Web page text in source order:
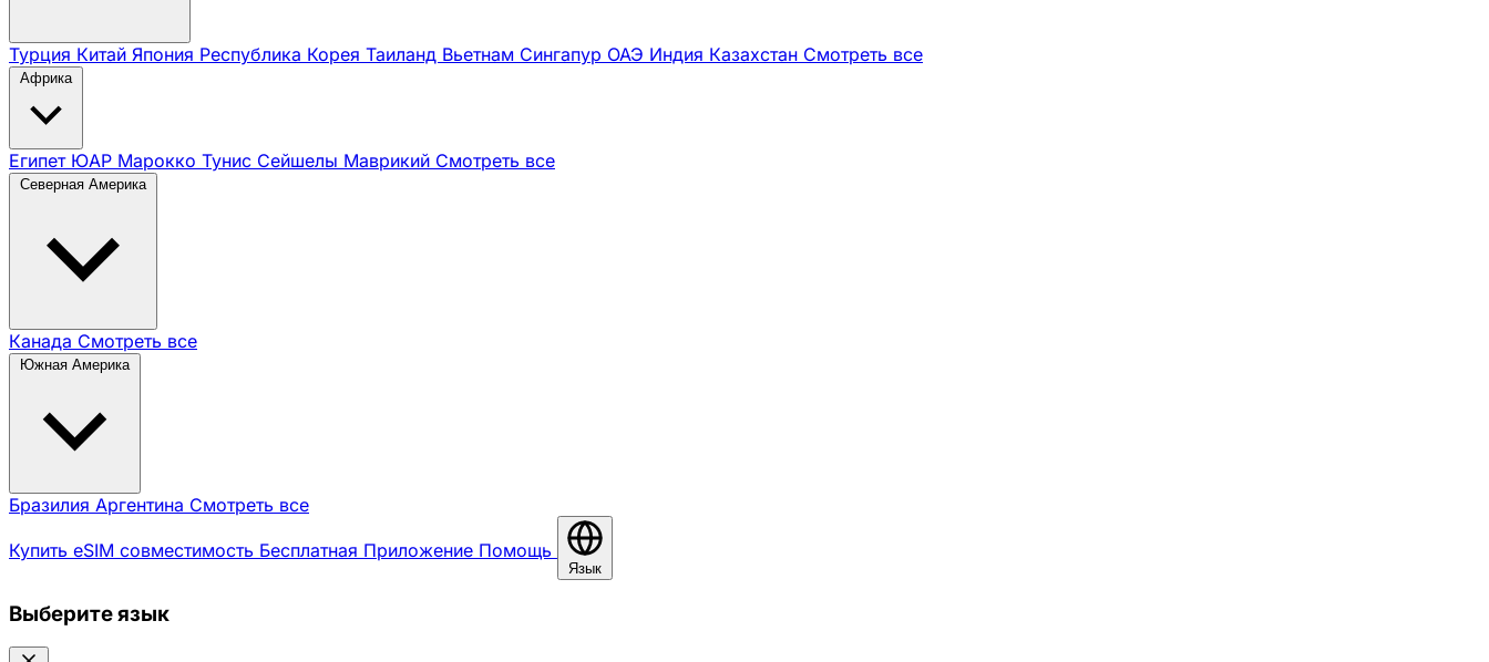
Турция Китай Япония Республика Корея Таиланд Вьетнам Сингапур ОАЭ Индия Казахстан Смотреть все
Африка
Египет ЮАР Марокко Тунис Сейшелы Маврикий Смотреть все
Северная Америка
Канада Смотреть все
Южная Америка
Бразилия Аргентина Смотреть все
Купить eSIM совместимость Бесплатная Приложение Помощь
Язык
Выберите язык